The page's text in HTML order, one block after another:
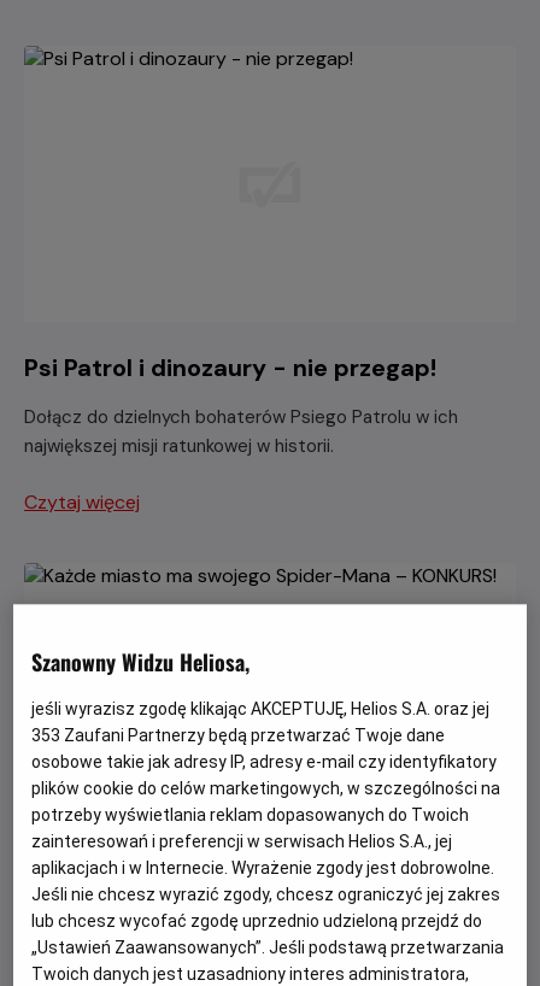
Psi Patrol i dinozaury - nie przegap!
Dołącz do dzielnych bohaterów Psiego Patrolu w ich
największej misji ratunkowej w historii.
Czytaj więcej
Każde miasto ma swojego Spider-Mana –
KONKURS!
Z okazji premiery filmu „Spider-Man: Całkiem nowy dzień”
Szanowny Widzu Heliosa,
jeśli wyrazisz zgodę klikając AKCEPTUJĘ, Helios S.A. oraz jej
353 Zaufani Partnerzy będą przetwarzać Twoje dane
osobowe takie jak adresy IP, adresy e-mail czy identyfikatory
plików cookie do celów marketingowych, w szczególności na
potrzeby wyświetlania reklam dopasowanych do Twoich
zainteresowań i preferencji w serwisach Helios S.A., jej
aplikacjach i w Internecie. Wyrażenie zgody jest dobrowolne.
Jeśli nie chcesz wyrazić zgody, chcesz ograniczyć jej zakres
lub chcesz wycofać zgodę uprzednio udzieloną przejdź do
„Ustawień Zaawansowanych”. Jeśli podstawą przetwarzania
Twoich danych jest uzasadniony interes administratora,